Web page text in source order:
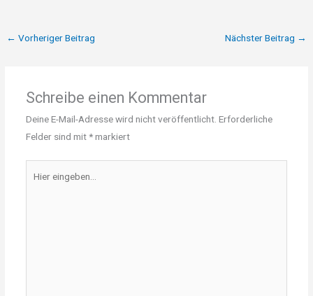
← Vorheriger Beitrag Nächster Beitrag →
Schreibe einen Kommentar
Deine E-Mail-Adresse wird nicht veröffentlicht. Erforderliche
Felder sind mit*markiert
eingeben…